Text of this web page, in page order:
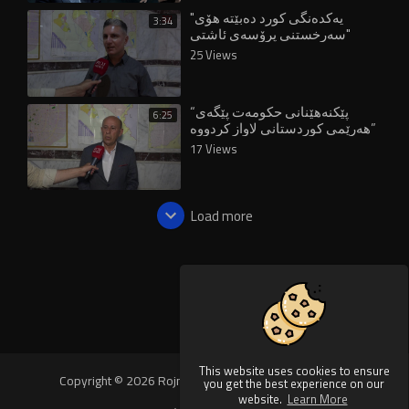
This website uses cookies to ensure
you get the best experience on our
website. Learn More
3:34 "یەکدەنگی کورد دەبێتە هۆی
سەرخستنی پرۆسەی ئاشتی"
25 Views
6:25 “پێکنەهێنانی حکومەت پێگەی
هەرێمی کوردستانی لاواز کردووە”
17 Views
Load more
Copyright © 2026 Rojnews Video. All rights reserved.